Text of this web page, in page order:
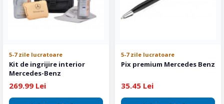
5-7 zile lucratoare
Kit de ingrijire interior
Mercedes-Benz
269.99 Lei
5-7 zile lucratoare
Pix premium Mercedes Benz
35.45 Lei